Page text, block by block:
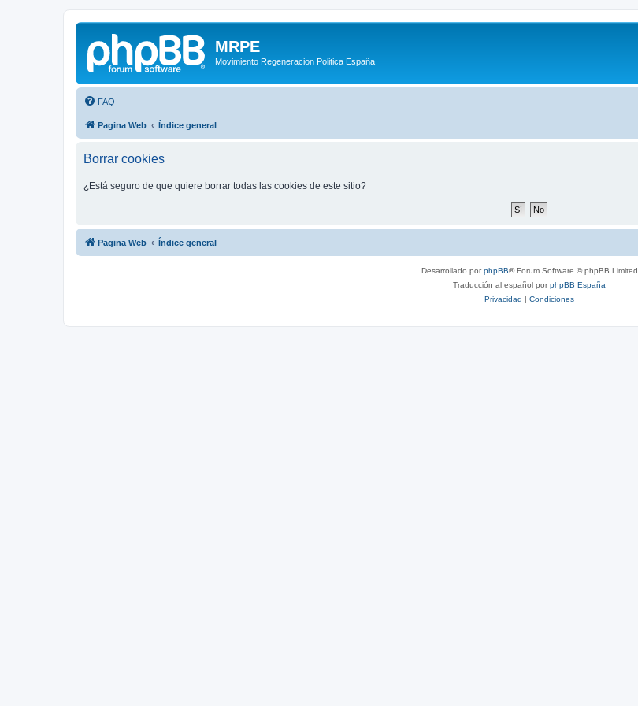
MRPE
Movimiento Regeneracion Politica España
FAQ
Pagina Web Índice general
Borrar cookies
¿Está seguro de que quiere borrar todas las cookies de este sitio?
Pagina Web Índice general
Desarrollado porphpBB® Forum Software © phpBB Limited
Traducción al español porphpBB España
Privacidad | Condiciones